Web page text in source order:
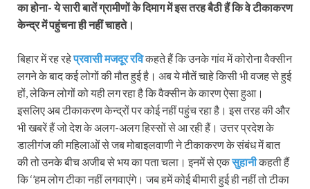
का होना- ये सारी बातें ग्रामीणों के दिमाग में इस तरह बैठी हैं कि वे टीकाकरण
केन्द्र में पहुंचना ही नहीं चाहते।
बिहार में रह रहेप्रवासी मजदूर रविकहते हैं कि उनके गांव में कोरोना वैक्सीन
लगने के बाद कई लोगों की मौत हुई है। अब ये मौतें चाहे किसी भी वजह से हुई
हों, लेकिन लोगों को यही लग रहा है कि वैक्सीन के कारण ऐसा हुआ।
इसलिए अब टीकाकरण केन्द्रों पर कोई नहीं पहुंच रहा है। इस तरह की और
भी खबरें हैं जो देश के अलग-अलग हिस्सों से आ रही हैं। उत्तर प्रदेश के
डालीगंज की महिलाओं से जब मोबाइलवाणी ने टीकाकरण के संबंध में बात
की तो उनके बीच अजीब से भय का पता चला। इनमें से एकसुहानीकहती हैं
कि ‘’हम लोग टीका नहीं लगवाएंगे। जब हमें कोई बीमारी हुई ही नहीं तो टीका